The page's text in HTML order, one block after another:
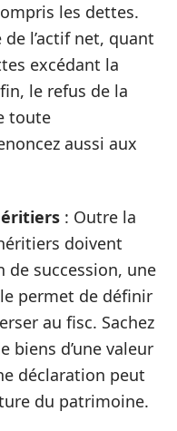
les dettes.
de l’actif net, quant
excédant la
le refus de la
toute
aussi aux
: Outre la
doivent
de succession, une
permet de définir
au fisc. Sachez
biens d’une valeur
déclaration peut
du patrimoine.